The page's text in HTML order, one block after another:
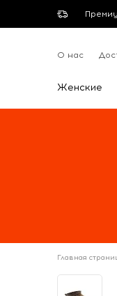
О нас
Женские
Главная